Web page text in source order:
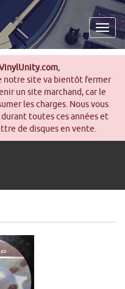
,
notre site va bientôt fermer
un site marchand, car le
les charges. Nous vous
toutes ces années et
de disques en vente.